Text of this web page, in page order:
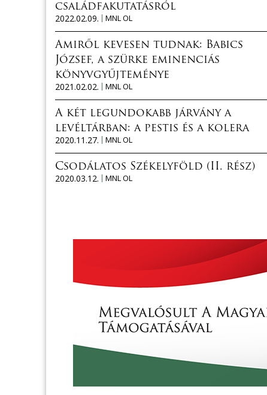
családfakutatásról
2022.02.09.
MNL OL
Amiről kevesen tudnak: Babics
József, a szürke eminenciás
könyvgyűjteménye
2021.02.02.
MNL OL
A két legundokabb járvány a
levéltárban: a pestis és a kolera
2020.11.27.
MNL OL
Csodálatos Székelyföld (II. rész)
2020.03.12.
MNL OL